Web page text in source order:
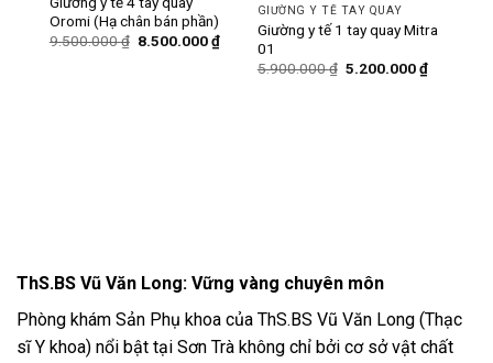
Oromi (Hạ chân bán phần)
9.500.000₫ Giá
8.500.000₫Giá
hiện
GIƯỜNG Y TẾ TAY QUAY
Giường y tế 1 tay quay Mitra
01
5.900.000₫ Giá
5.200.000₫Giá
hiện
ThS.BS Vũ Văn Long: Vững vàng chuyên môn
Phòng khám Sản Phụ khoa của ThS.BS Vũ Văn Long (Thạc
sĩ Y khoa) nổi bật tại Sơn Trà không chỉ bởi cơ sở vật chất